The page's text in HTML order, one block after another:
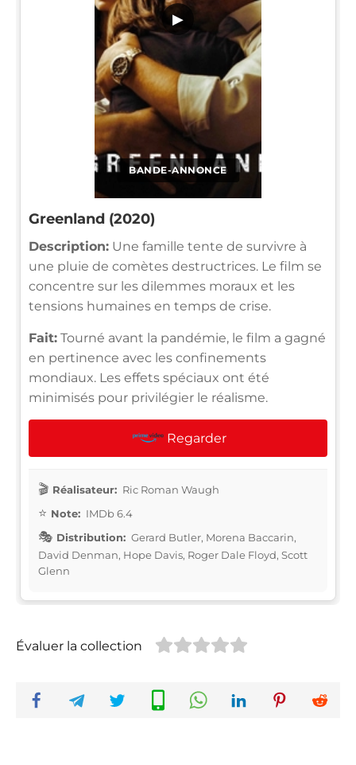
BANDE-ANNONCE
▶
Greenland (2020)
Description: Une famille tente de survivre à
une pluie de comètes destructrices. Le film se
concentre sur les dilemmes moraux et les
tensions humaines en temps de crise.
Fait: Tourné avant la pandémie, le film a gagné
en pertinence avec les confinements
mondiaux. Les effets spéciaux ont été
minimisés pour privilégier le réalisme.
Regarder
Réalisateur: Ric Roman Waugh
Note: IMDb 6.4
Distribution: Gerard Butler, Morena Baccarin,
David Denman, Hope Davis, Roger Dale Floyd, Scott
Glenn
Évaluer la collection